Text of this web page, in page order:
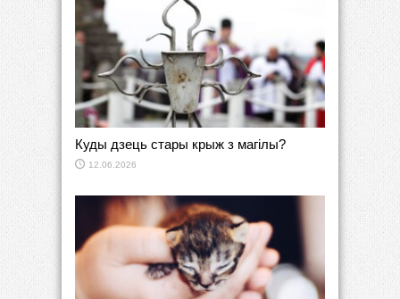
Куды дзець стары крыж з магілы?
12.06.2026